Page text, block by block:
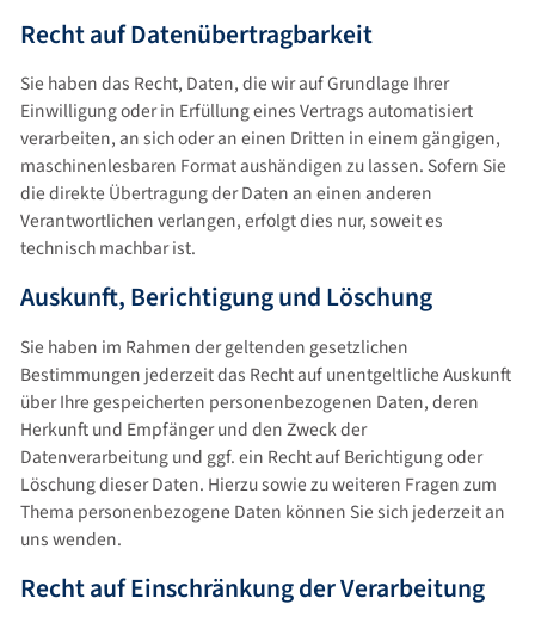
Recht auf Daten­übertrag­barkeit
Sie haben das Recht, Daten, die wir auf Grundlage Ihrer
Einwilligung oder in Erfüllung eines Vertrags automatisiert
verarbeiten, an sich oder an einen Dritten in einem gängigen,
maschinenlesbaren Format aushändigen zu lassen. Sofern Sie
die direkte Übertragung der Daten an einen anderen
Verantwortlichen verlangen, erfolgt dies nur, soweit es
technisch machbar ist.
Auskunft, Berichtigung und Löschung
Sie haben im Rahmen der geltenden gesetzlichen
Bestimmungen jederzeit das Recht auf unentgeltliche Auskunft
über Ihre gespeicherten personenbezogenen Daten, deren
Herkunft und Empfänger und den Zweck der
Datenverarbeitung und ggf. ein Recht auf Berichtigung oder
Löschung dieser Daten. Hierzu sowie zu weiteren Fragen zum
Thema personenbezogene Daten können Sie sich jederzeit an
uns wenden.
Recht auf Einschränkung der Verarbeitung